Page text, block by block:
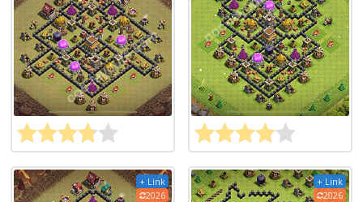
+ Link
2026
+ Link
2026